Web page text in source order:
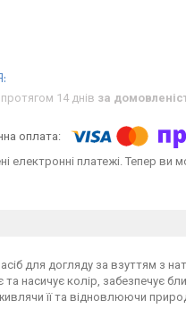
14 днів за
електронні платежі. Тепер ви
для догляду за взуттям з
насичує колір, забезпечує
її та відновлюючи